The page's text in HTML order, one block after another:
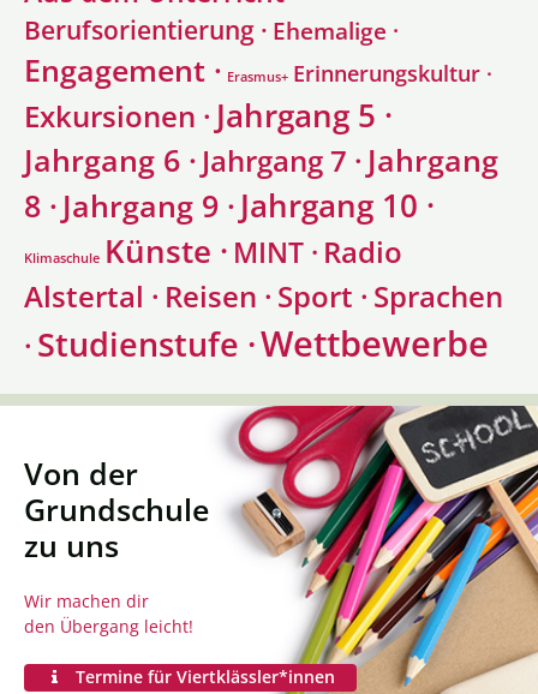
Berufsorientierung · Ehemalige ·
Engagement · Erasmus+ Erinnerungskultur ·
Exkursionen · Jahrgang 5 ·
Jahrgang 6 · Jahrgang 7 · Jahrgang
8 · Jahrgang 9 · Jahrgang 10 ·
Klimaschule Künste · MINT · Radio
Alstertal · Reisen · Sport · Sprachen
· Studienstufe ·Wettbewerbe
Von der
Grundschule
zu uns
Wir machen dir
den Übergang leicht!
Termine für Viertklässler*innen